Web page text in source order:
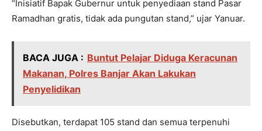
“Inisiatif Bapak Gubernur untuk penyediaan stand Pasar
Ramadhan gratis, tidak ada pungutan stand,” ujar Yanuar.
BACA JUGA : Buntut Pelajar Diduga Keracunan
Makanan, Polres Banjar Akan Lakukan
Penyelidikan
Disebutkan, terdapat 105 stand dan semua terpenuhi